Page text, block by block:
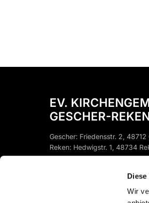
Wir
EV.
GESCHER-
Gescher: Friedensstr. 2, 48712
Reken: Hedwigstr. 1, 48734
Instagram:
st-pfb-reken@ekvw.de